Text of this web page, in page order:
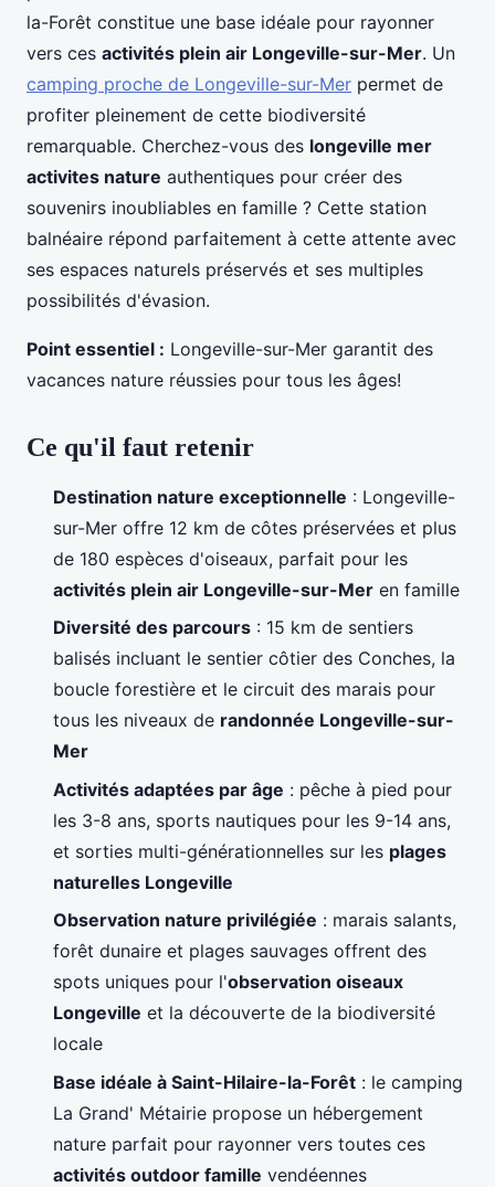
la-Forêt constitue une base idéale pour rayonner
vers ces activités plein air Longeville-sur-Mer. Un
camping proche de Longeville-sur-Mer permet de
profiter pleinement de cette biodiversité
remarquable. Cherchez-vous des longeville mer
activites nature authentiques pour créer des
souvenirs inoubliables en famille ? Cette station
balnéaire répond parfaitement à cette attente avec
ses espaces naturels préservés et ses multiples
possibilités d'évasion.
Point essentiel : Longeville-sur-Mer garantit des
vacances nature réussies pour tous les âges!
Ce qu'il faut retenir
Destination nature exceptionnelle : Longeville-
sur-Mer offre 12 km de côtes préservées et plus
de 180 espèces d'oiseaux, parfait pour les
activités plein air Longeville-sur-Mer en famille
Diversité des parcours : 15 km de sentiers
balisés incluant le sentier côtier des Conches, la
boucle forestière et le circuit des marais pour
tous les niveaux de randonnée Longeville-sur-
Mer
Activités adaptées par âge : pêche à pied pour
les 3-8 ans, sports nautiques pour les 9-14 ans,
et sorties multi-générationnelles sur les plages
naturelles Longeville
Observation nature privilégiée : marais salants,
forêt dunaire et plages sauvages offrent des
spots uniques pour l'observation oiseaux
Longeville et la découverte de la biodiversité
locale
Base idéale à Saint-Hilaire-la-Forêt : le camping
La Grand' Métairie propose un hébergement
nature parfait pour rayonner vers toutes ces
activités outdoor famille vendéennes